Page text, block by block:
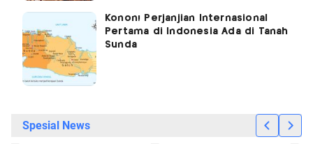
Konon! Perjanjian Internasional
Pertama di Indonesia Ada di Tanah
Sunda